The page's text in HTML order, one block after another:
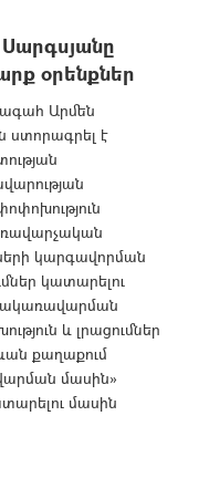
օրենքներ
Արմեն
ստորագրել է
կարգավորման
կատարելու
և լրացումներ
քաղաքում
մասին»
մասին